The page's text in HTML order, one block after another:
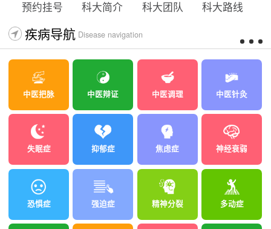
预约挂号 科大简介 科大团队 科大路线
疾病导航 Disease navigation
中医把脉 中医辩证 中医调理 中医针灸
失眠症 抑郁症 焦虑症 神经衰弱
恐惧症 强迫症 精神分裂 多动症